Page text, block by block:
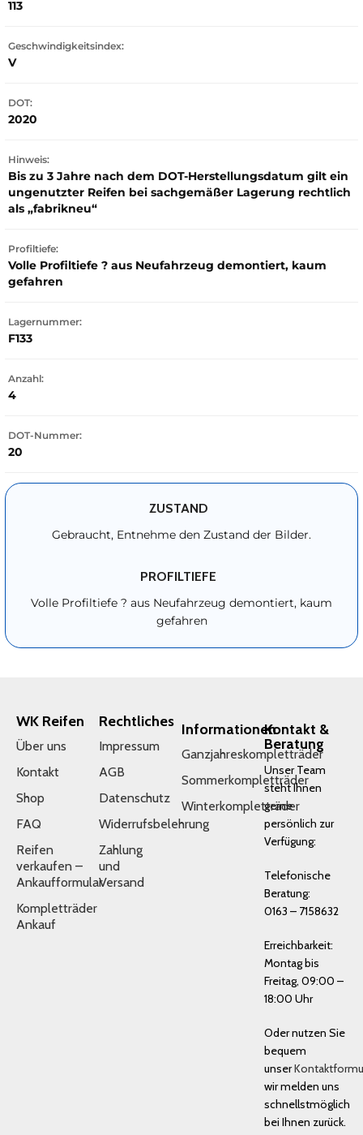
113
Geschwindigkeitsindex:
V
DOT:
2020
Hinweis:
Bis zu 3 Jahre nach dem DOT-Herstellungsdatum gilt ein
ungenutzter Reifen bei sachgemäßer Lagerung rechtlich
als „fabrikneu“
Profiltiefe:
Volle Profiltiefe ? aus Neufahrzeug demontiert, kaum
gefahren
Lagernummer:
F133
Anzahl:
4
DOT-Nummer:
20
ZUSTAND
Gebraucht, Entnehme den Zustand der Bilder.
PROFILTIEFE
Volle Profiltiefe ? aus Neufahrzeug demontiert, kaum
gefahren
WK Reifen
Über uns
Kontakt
Shop
FAQ
Reifen
verkaufen –
Ankaufformular
Kompletträder
Ankauf
Rechtliches
Impressum
AGB
Datenschutz
Widerrufsbelehrung
Zahlung
und
Versand
Informationen
Ganzjahreskompletträder
Sommerkompletträder
Winterkompletträder
Kontakt &
Beratung
Unser Team
steht Ihnen
gerne
persönlich zur
Verfügung:
Telefonische
Beratung:
0163 – 7158632
Erreichbarkeit:
Montag bis
Freitag, 09:00 –
18:00 Uhr
Oder nutzen Sie
bequem
unser
wir melden uns
schnellstmöglich
bei Ihnen zurück.